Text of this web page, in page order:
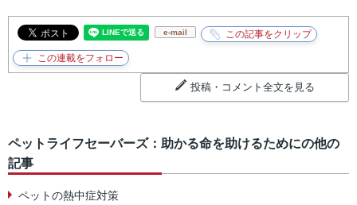
e-mail
投稿・コメント全文を見る
ペットライフセーバーズ：助かる命を助けるためにの他の
記事
ペットの熱中症対策